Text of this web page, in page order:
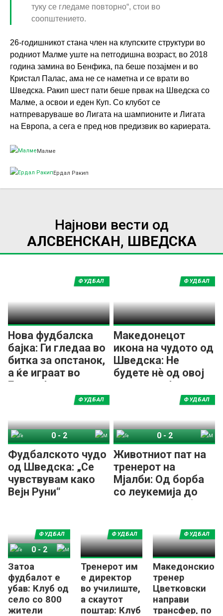
туку се гледаме повторно“, стои во
соопштението.
26-годишникот стана член на клупските структури во
родниот Малме уште на петгодишна возраст, во 2018
година замина во Бенфика, па беше позајмен и во
Кристал Палас, ама не се наметна и се врати во
Шведска. Ракип шест пати беше првак на Шведска со
Малме, а освои и еден Куп. Со клубот се
натпреваруваше во Лигата на шампионите и Лигата
на Европа, а сега е пред нов предизвик во кариерата.
Малме
Ердал Ракип
Најнови вести од
АЛСВЕНСКАН, ШВЕДСКА
Нова фудбалска
бајка: Ги гледаа во
битка за опстанок,
а ќе играат во
Европа!
ФУДБАЛ
Македонецот
икона на чудото од
Шведска: Не
будете нѐ од овој
златен сон!
ФУДБАЛ
Фудбалското чудо
од Шведска: „Се
чувствувам како
Вејн Руни“
ФУДБАЛ
0-2
Животниот пат на
тренерот на
Мјалби: Од борба
со леукемија до
историски трофеј!
ФУДБАЛ
0-2
Затоа
фудбалот е
убав: Клуб од
село со 800
жители
ФУДБАЛ
Гетеборг
0 - 2
Тренерот им
е директор
во училиште,
а скаутот
поштар: Клуб
ФУДБАЛ
Македонскиот
тренер
Цветковски
направи
трансфер, по
ФУДБАЛ